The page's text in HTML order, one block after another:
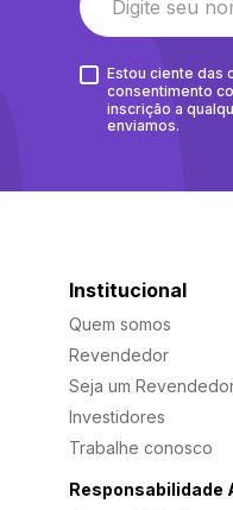
Estou ciente das
consentimento
inscrição a
enviamos.
Institucional
Quem somos
Revendedor
Seja um
Investidores
Trabalhe conosco
Responsabilidade